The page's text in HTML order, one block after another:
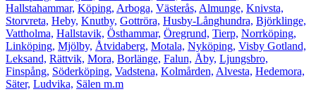
Hallstahammar, Köping, Arboga, Västerås, Almunge, Knivsta,
Storvreta, Heby, Knutby, Gottröra, Husby-Långhundra, Björklinge,
Vattholma, Hallstavik, Östhammar, Öregrund, Tierp, Norrköping,
Linköping, Mjölby, Åtvidaberg, Motala, Nyköping, Visby Gotland,
Leksand, Rättvik, Mora, Borlänge, Falun, Åby, Ljungsbro,
Finspång, Söderköping, Vadstena, Kolmården, Alvesta, Hedemora,
Säter, Ludvika, Sälen m.m